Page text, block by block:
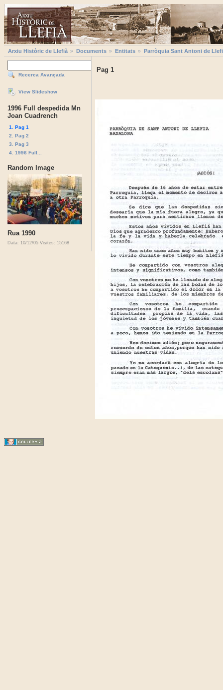
Arxiu Històric de Llefià Documents Entitats Parròquia Sant Antoni de
Recerca Avançada
View Slideshow
1996 Full despedida Mn
Joan Cuadrench
1. Pag 1
2. Pag 2
3. Pag 3
4. 1996 Full...
Random Image
Rua 1990
Data: 10/12/05 Visites: 15168
Pag 1